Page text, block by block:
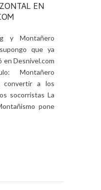
EN
y Montañero
que ya
en Desnivel.com
Montañero
convertir a los
socorristas La
pone
a